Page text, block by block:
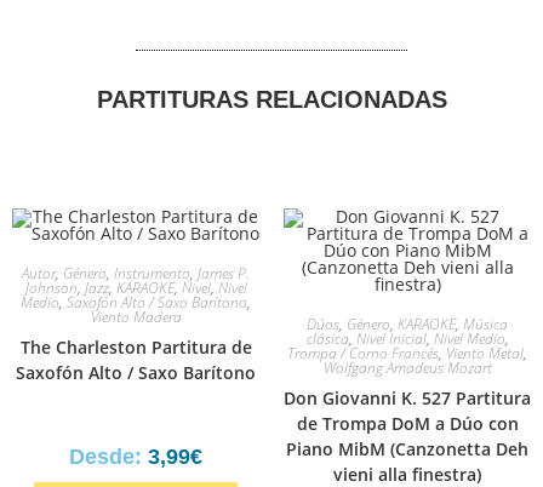
PARTITURAS RELACIONADAS
Autor, Género, Instrumento, James P.
Johnson, Jazz, KARAOKE, Nivel, Nivel
Medio, Saxofón Alto / Saxo Barítono,
Viento Madera
The Charleston Partitura de
Saxofón Alto / Saxo Barítono
Desde: 3,99€
Dúos, Género, KARAOKE, Música
clásica, Nivel Inicial, Nivel Medio,
Trompa / Corno Francés, Viento Metal,
Wolfgang Amadeus Mozart
Don Giovanni K. 527 Partitura
de Trompa DoM a Dúo con
Piano MibM (Canzonetta Deh
vieni alla finestra)